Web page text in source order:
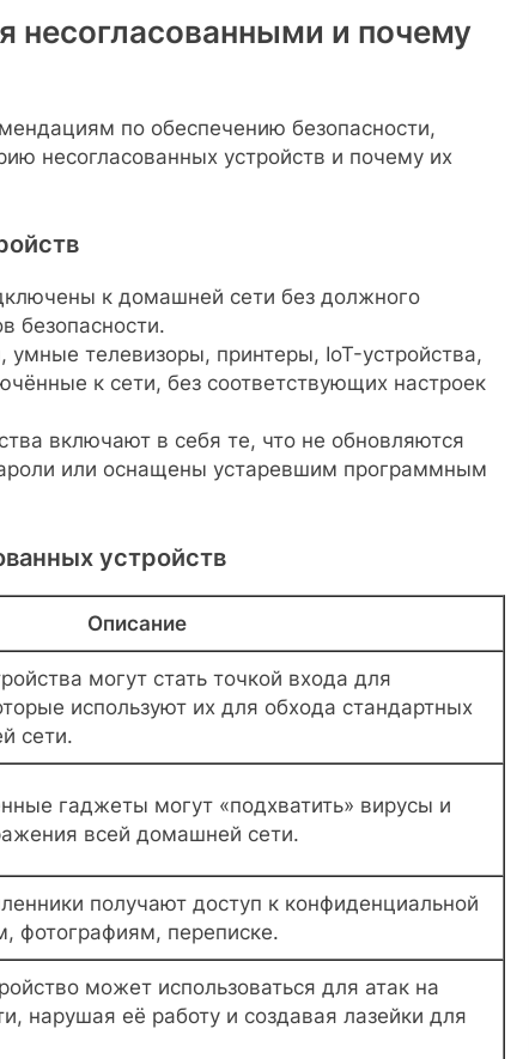
несогласованными и почему
по обеспечению безопасности,
несогласованных устройств и почему их
к домашней сети без должного
безопасности.
телевизоры, принтеры, IoT-устройства,
к сети, без соответствующих настроек
включают в себя те, что не обновляются
или оснащены устаревшим программным
устройств
Описание
могут стать точкой входа для
используют их для обхода стандартных
сети.
гаджеты могут «подхватить» вирусы и
всей домашней сети.
получают доступ к конфиденциальной
фотографиям, переписке.
может использоваться для атак на
нарушая её работу и создавая лазейки для